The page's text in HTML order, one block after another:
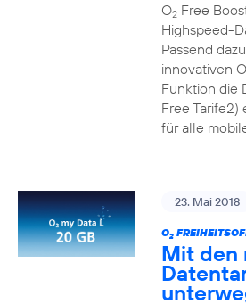
O2Free
Highspeed-
Passend
innovativen O
Funktion die
Free
für alle
23. Mai 2018
O2
Mit den